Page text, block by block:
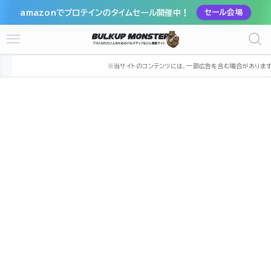
amazonでプロテインのタイムセール開催中！ セール会場
静岡県 藤枝市